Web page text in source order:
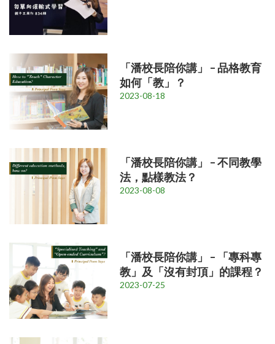
「潘校長陪你講」 – 品格教育
如何「教」？
2023-08-18
「潘校長陪你講」 – 不同教學
法，點樣教法？
2023-08-08
「潘校長陪你講」 – 「專科專
教」及「沒有封頂」的課程？
2023-07-25